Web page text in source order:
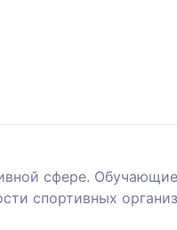
сфере.
спортивных